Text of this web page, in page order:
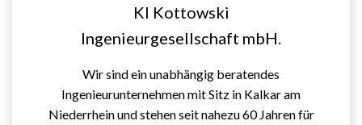
KI Kottowski
Ingenieurgesellschaft mbH.
Wir sind ein unabhängig beratendes
Ingenieurunternehmen mit Sitz in Kalkar am
Niederrhein und stehen seit nahezu 60 Jahren für